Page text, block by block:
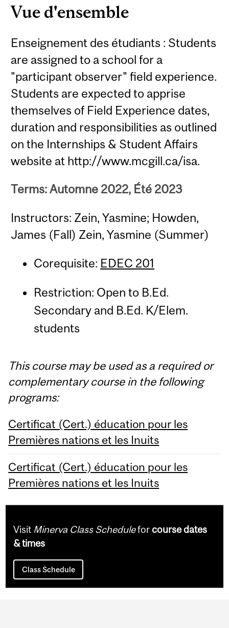
Vue d'ensemble
Enseignement des étudiants : Students
are assigned to a school for a
"participant observer" field experience.
Students are expected to apprise
themselves of Field Experience dates,
duration and responsibilities as outlined
on the Internships & Student Affairs
website at http://www.mcgill.ca/isa.
Terms: Automne 2022, Été 2023
Instructors: Zein, Yasmine; Howden,
James (Fall) Zein, Yasmine (Summer)
Corequisite: EDEC 201
Restriction: Open to B.Ed.
Secondary and B.Ed. K/Elem.
students
This course may be used as a required or
complementary course in the following
programs:
Certificat (Cert.) éducation pour les
Premières nations et les Inuits
Certificat (Cert.) éducation pour les
Premières nations et les Inuits
Visit Minerva Class Scheduleforcourse dates
& times
Class Schedule